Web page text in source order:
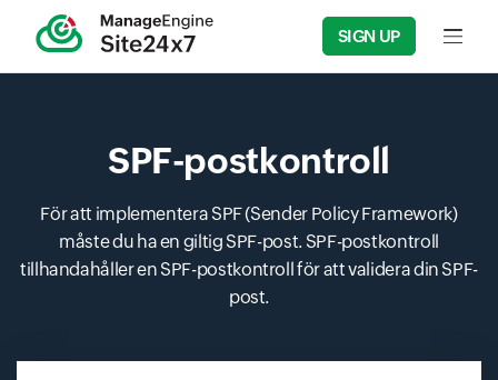
SIGN UP Input
SPF-postkontroll
För att implementera SPF (Sender Policy Framework)
måste du ha en giltig SPF-post. SPF-postkontroll
tillhandahåller en SPF-postkontroll för att validera din SPF-
post.